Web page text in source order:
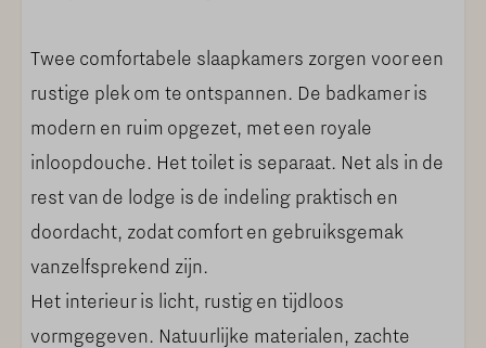
SLAPEN
Luxe boxspringbedden
Hoogwaardige matrassen
Opgemaakte bedden
Leeslampjes bij bed
Stopcontacten bij bed
Kledingkast
Twee comfortabele slaapkamers zorgen voor een
rustige plek om te ontspannen. De badkamer is
modern en ruim opgezet, met een royale
inloopdouche. Het toilet is separaat. Net als in de
rest van de lodge is de indeling praktisch en
doordacht, zodat comfort en gebruiksgemak
vanzelfsprekend zijn.
Het interieur is licht, rustig en tijdloos
vormgegeven. Natuurlijke materialen, zachte